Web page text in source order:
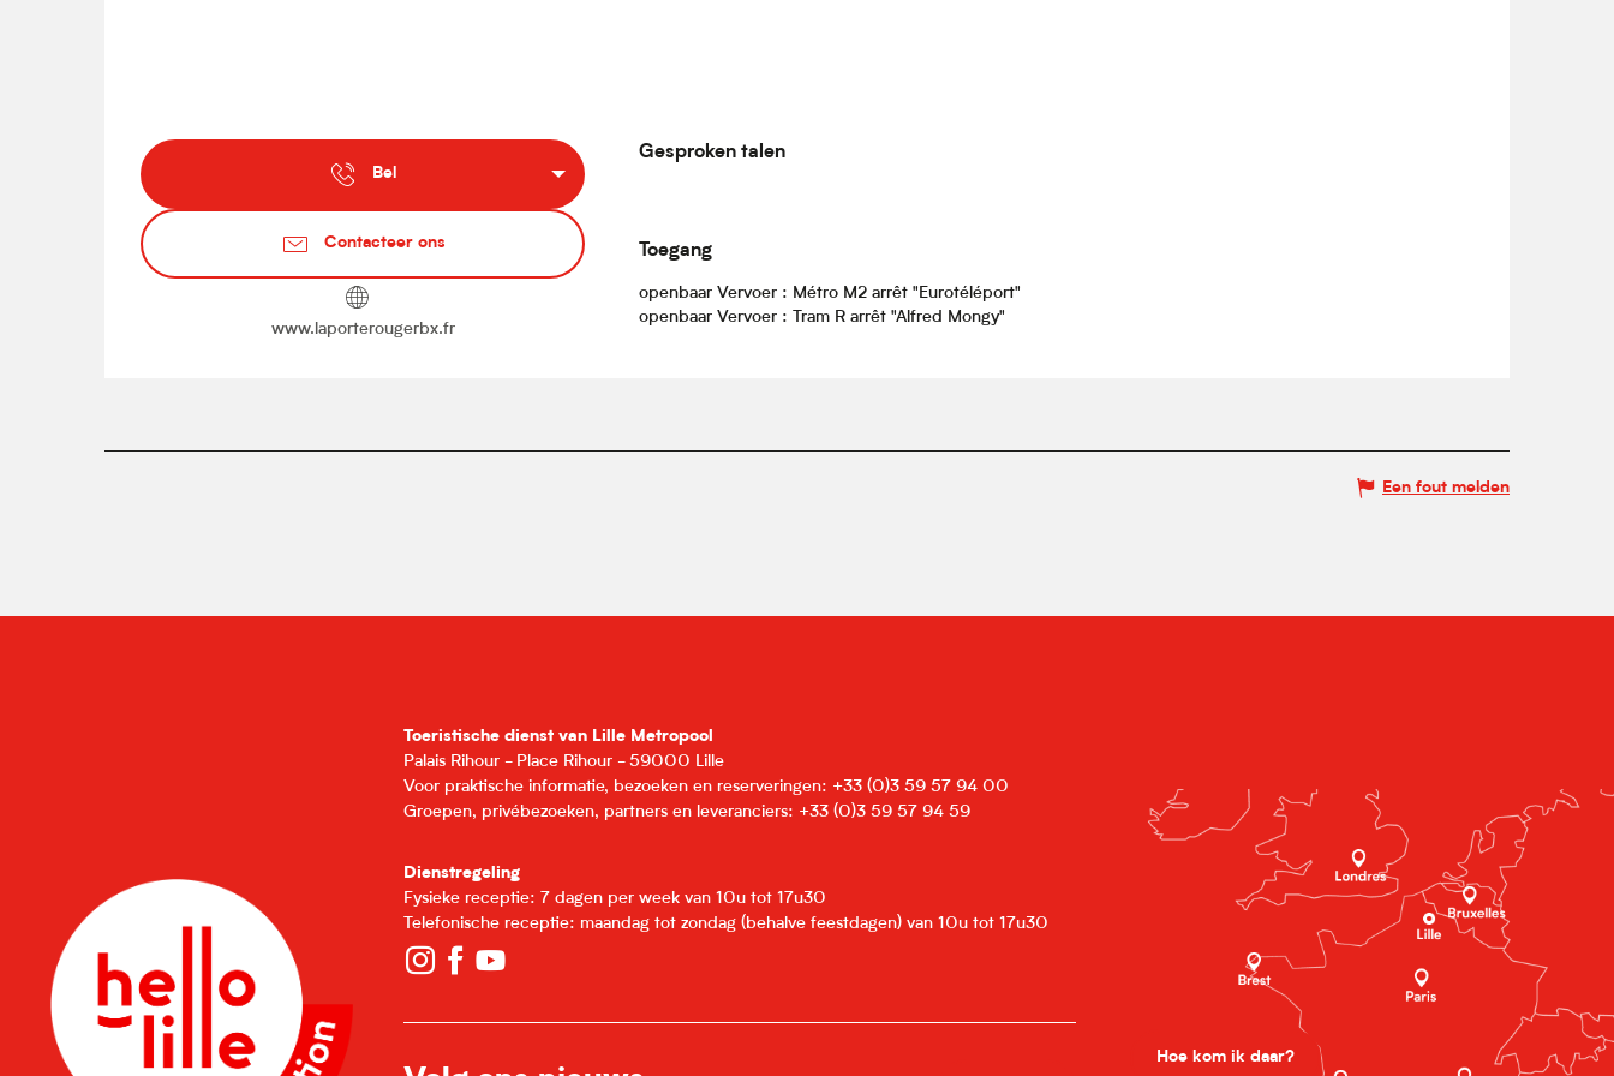
Bel
Contacteer ons
www.laporterougerbx.fr
Gesproken talen
Gesproken talen
Toegang
Toegang
openbaar Vervoer : Métro M2 arrêt "Eurotéléport"
openbaar Vervoer : Tram R arrêt "Alfred Mongy"
Een fout melden
Toeristische dienst van Lille Metropool
Palais Rihour - Place Rihour - 59000 Lille
Voor praktische informatie, bezoeken en reserveringen: +33 (0)3 59 57 94 00
Groepen, privébezoeken, partners en leveranciers: +33 (0)3 59 57 94 59
Dienstregeling
Fysieke receptie: 7 dagen per week van 10u tot 17u30
Telefonische receptie: maandag tot zondag (behalve feestdagen) van 10u tot 17u30
Hoe kom ik daar?